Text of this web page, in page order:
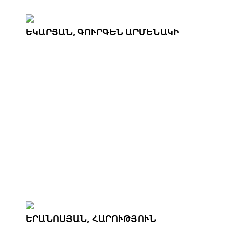
ԵԿԱՐՅԱՆ, ԳՈՒՐԳԵՆ ԱՐՄԵՆԱԿԻ
ԵՐԱՆՈՍՅԱՆ, ՀԱՐՈՒԹՅՈՒՆ